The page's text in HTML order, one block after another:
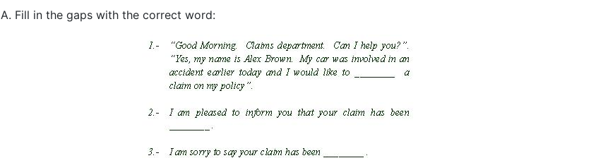
A. Fill in the gaps with the correct word: